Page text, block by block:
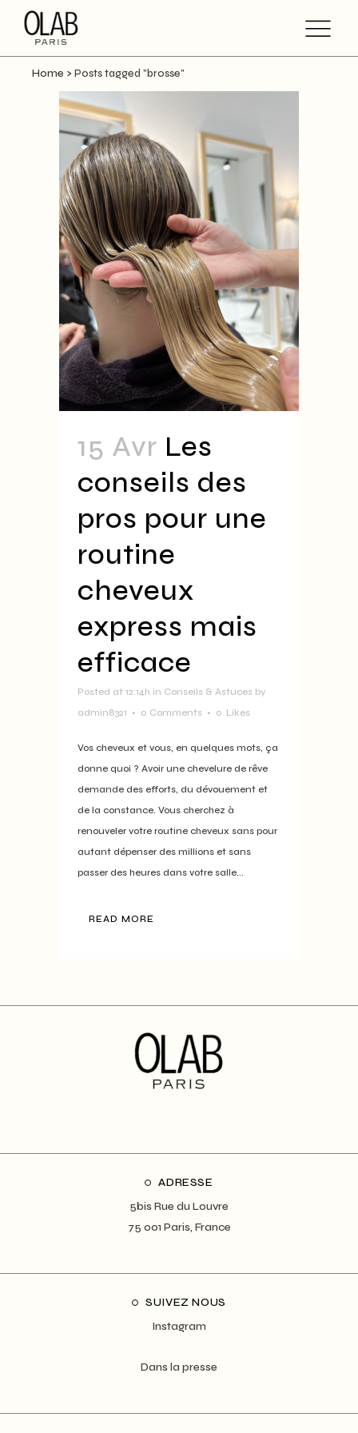
Home > Posts tagged "brosse"
15 Avr Les
conseils des
pros pour une
routine
cheveux
express mais
efficace
Posted at 12:14h in Conseils & Astuces by
admin8321
0 Comments 0 Likes
Vos cheveux et vous, en quelques mots, ça
donne quoi ? Avoir une chevelure de rêve
demande des efforts, du dévouement et
de la constance. Vous cherchez à
renouveler votre routine cheveux sans pour
autant dépenser des millions et sans
passer des heures dans votre salle...
READ MORE
ADRESSE
5bis Rue du Louvre
75 001 Paris, France
SUIVEZ NOUS
Instagram
Dans la presse